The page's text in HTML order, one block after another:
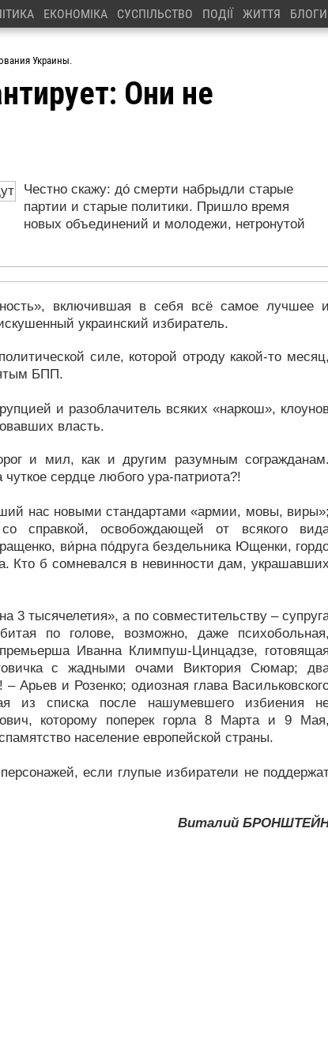
ЕКОНОМІКА СУСПІЛЬСТВО ПОДІЇ ЖИТТЯ БЛОГИ
Украины.
Они не
Честно скажу: до́ смерти набрыдли старые
партии и старые политики. Пришло время
новых объединений и молодежи, нетронутой
включившая в себя всё самое лучшее и
украинский избиратель.
силе, которой отроду какой-то месяц,
БПП.
и разоблачитель всяких «наркош»,
власть.
и мил, как и другим разумным согражданам.
сердце любого ура-патриота?!
нас новыми стандартами «армии, мовы, виры»;
справкой, освобождающей от всякого
ви́рна по́друга бездельника Ющенки,
Кто б сомневался в невинности дам, украшавших
тысячелетия», а по совместительству –
по голове, возможно, даже психобольная,
Иванна Климпуш-Цинцадзе, готовящая
с жадными очами Виктория Сюмар;
Арьев и Розенко; одиозная глава
из списка после нашумевшего избиения
которому поперек горла 8 Марта и 9 Мая,
население европейской страны.
если глупые избиратели не
Виталий